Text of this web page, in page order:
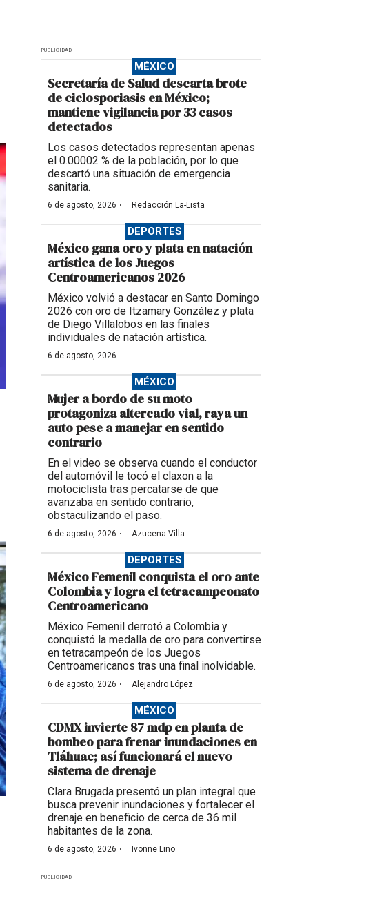
PUBLICIDAD
MÉXICO
Secretaría de Salud descarta brote
de ciclosporiasis en México;
mantiene vigilancia por 33 casos
detectados
Los casos detectados representan apenas
el 0.00002 % de la población, por lo que
descartó una situación de emergencia
sanitaria.
6 de agosto, 2026 · Redacción La-Lista
DEPORTES
México gana oro y plata en natación
artística de los Juegos
Centroamericanos 2026
México volvió a destacar en Santo Domingo
2026 con oro de Itzamary González y plata
de Diego Villalobos en las finales
individuales de natación artística.
6 de agosto, 2026
MÉXICO
Mujer a bordo de su moto
protagoniza altercado vial, raya un
auto pese a manejar en sentido
contrario
En el video se observa cuando el conductor
del automóvil le tocó el claxon a la
motociclista tras percatarse de que
avanzaba en sentido contrario,
obstaculizando el paso.
6 de agosto, 2026 · Azucena Villa
DEPORTES
México Femenil conquista el oro ante
Colombia y logra el tetracampeonato
Centroamericano
México Femenil derrotó a Colombia y
conquistó la medalla de oro para convertirse
en tetracampeón de los Juegos
Centroamericanos tras una final inolvidable.
6 de agosto, 2026 · Alejandro López
MÉXICO
CDMX invierte 87 mdp en planta de
bombeo para frenar inundaciones en
Tláhuac; así funcionará el nuevo
sistema de drenaje
Clara Brugada presentó un plan integral que
busca prevenir inundaciones y fortalecer el
drenaje en beneficio de cerca de 36 mil
habitantes de la zona.
6 de agosto, 2026 · Ivonne Lino
PUBLICIDAD